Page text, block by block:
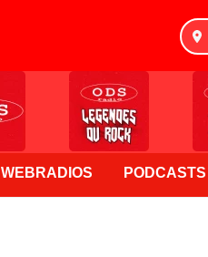
WEBRADIOS PODCASTS